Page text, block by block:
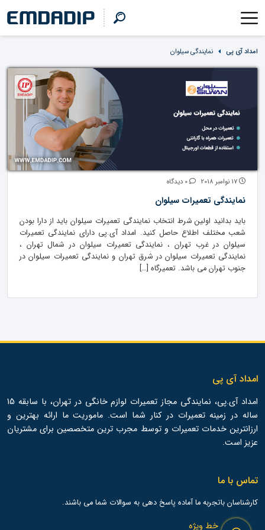
امداد آی پی نمایندگی سیلوان
نمایندگی تعمیرات سیلوان
باید بدانید اولین شرط انتخاب نمایندگی تعمیرات سیلوان باید از دارا بودن
شعب مختلف اطلاع حاصل کنید. امداد آی.پی دارای نمایندگی تعمیرات
سیلوان در غرب تهران ، نمایندگی تعمیرات سیلوان در شمال تهران ،
نمایندگی تعمیرات سیلوان در شرق تهران و نمایندگی تعمیرات سیلوان در
جنوب تهران می باشد. تعمیرگاه […]
امداد آی پی
امداد آی.پی، نمایندگی مجاز تعمیرات لوازم خانگی در تهران، با سابقه 15
ساله در زمینه تعمیرات در کنار شما است. ماموریت ما ارائه بهترین و
ارزانترین خدمات تعمیرات و توسط مجرب ترین متخصصین برای مشتریان
عزیز است.
تماس با ما
کارشناسان باتجربه ما آماده پاسخ دهی به سوالات شما می باشند.
خط ویژه